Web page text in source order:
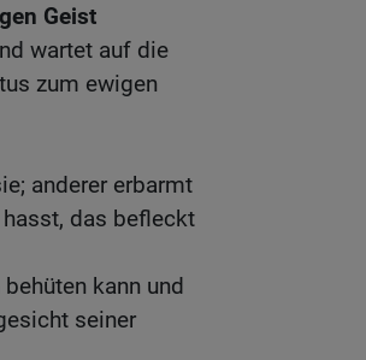
Geist
wartet auf die
zum ewigen
anderer erbarmt
das befleckt
behüten kann und
seiner